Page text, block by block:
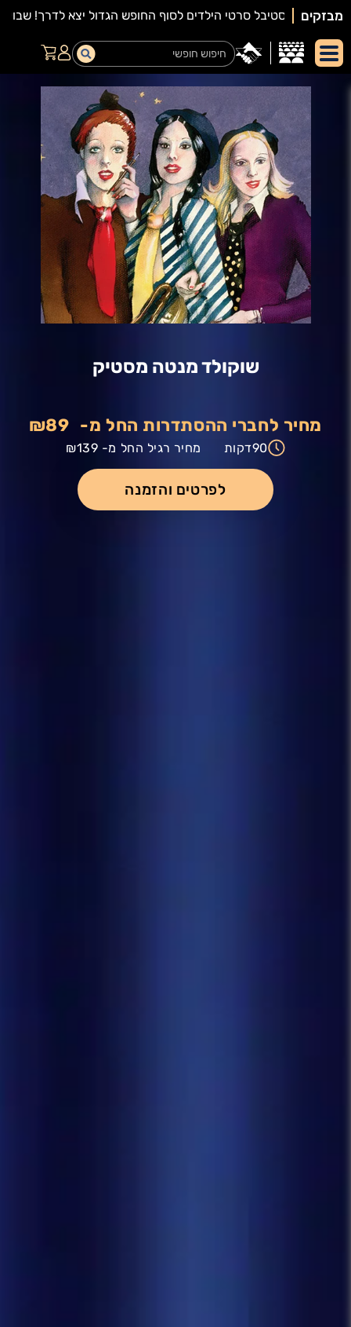
מבזקים
תיאור
המופע:
שוקולד מנטה מסטיק
מחיר לחברי ההסתדרות החל מ- ₪89
מחיר רגיל החל מ- ₪139 90דקות
לפרטים והזמנה